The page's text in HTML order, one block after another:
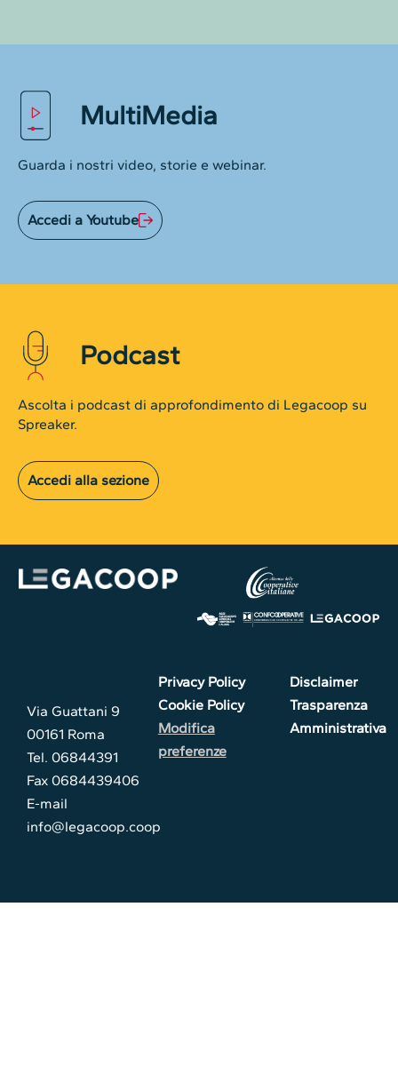
MultiMedia
Guarda i nostri video, storie e webinar.
Accedi a Youtube
Podcast
Ascolta i podcast di approfondimento di Legacoop su
Spreaker.
Accedi alla sezione
Via Guattani 9
00161 Roma
Tel. 06844391
Fax 0684439406
E-mail
info@legacoop.coop
Privacy Policy
Cookie Policy
Modifica
preferenze
Disclaimer
Trasparenza
Amministrativa